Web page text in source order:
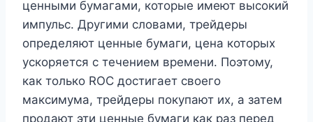
ценными бумагами, которые имеют высокий
импульс. Другими словами, трейдеры
определяют ценные бумаги, цена которых
ускоряется с течением времени. Поэтому,
как только ROC достигает своего
максимума, трейдеры покупают их, а затем
продают эти ценные бумаги как раз перед